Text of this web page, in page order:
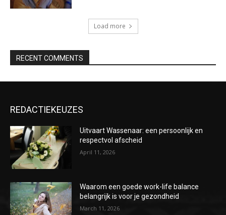
Load more
RECENT COMMENTS
REDACTIEKEUZES
Uitvaart Wassenaar: een persoonlijk en
respectvol afscheid
April 11, 2026
Waarom een goede work-life balance
belangrijk is voor je gezondheid
March 11, 2026